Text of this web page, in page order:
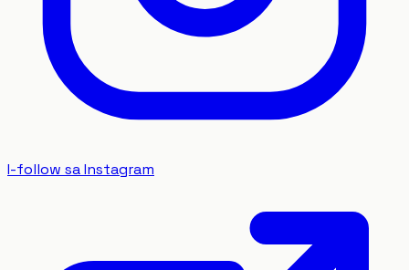
I-follow sa Instagram